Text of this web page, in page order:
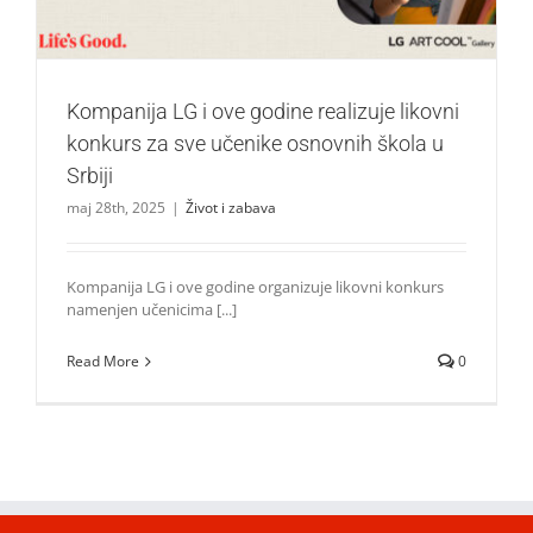
Kompanija LG i ove godine realizuje likovni
konkurs za sve učenike osnovnih škola u
Srbiji
maj 28th, 2025 | Život i zabava
Kompanija LG i ove godine organizuje likovni konkurs
namenjen učenicima [...]
Read More 0